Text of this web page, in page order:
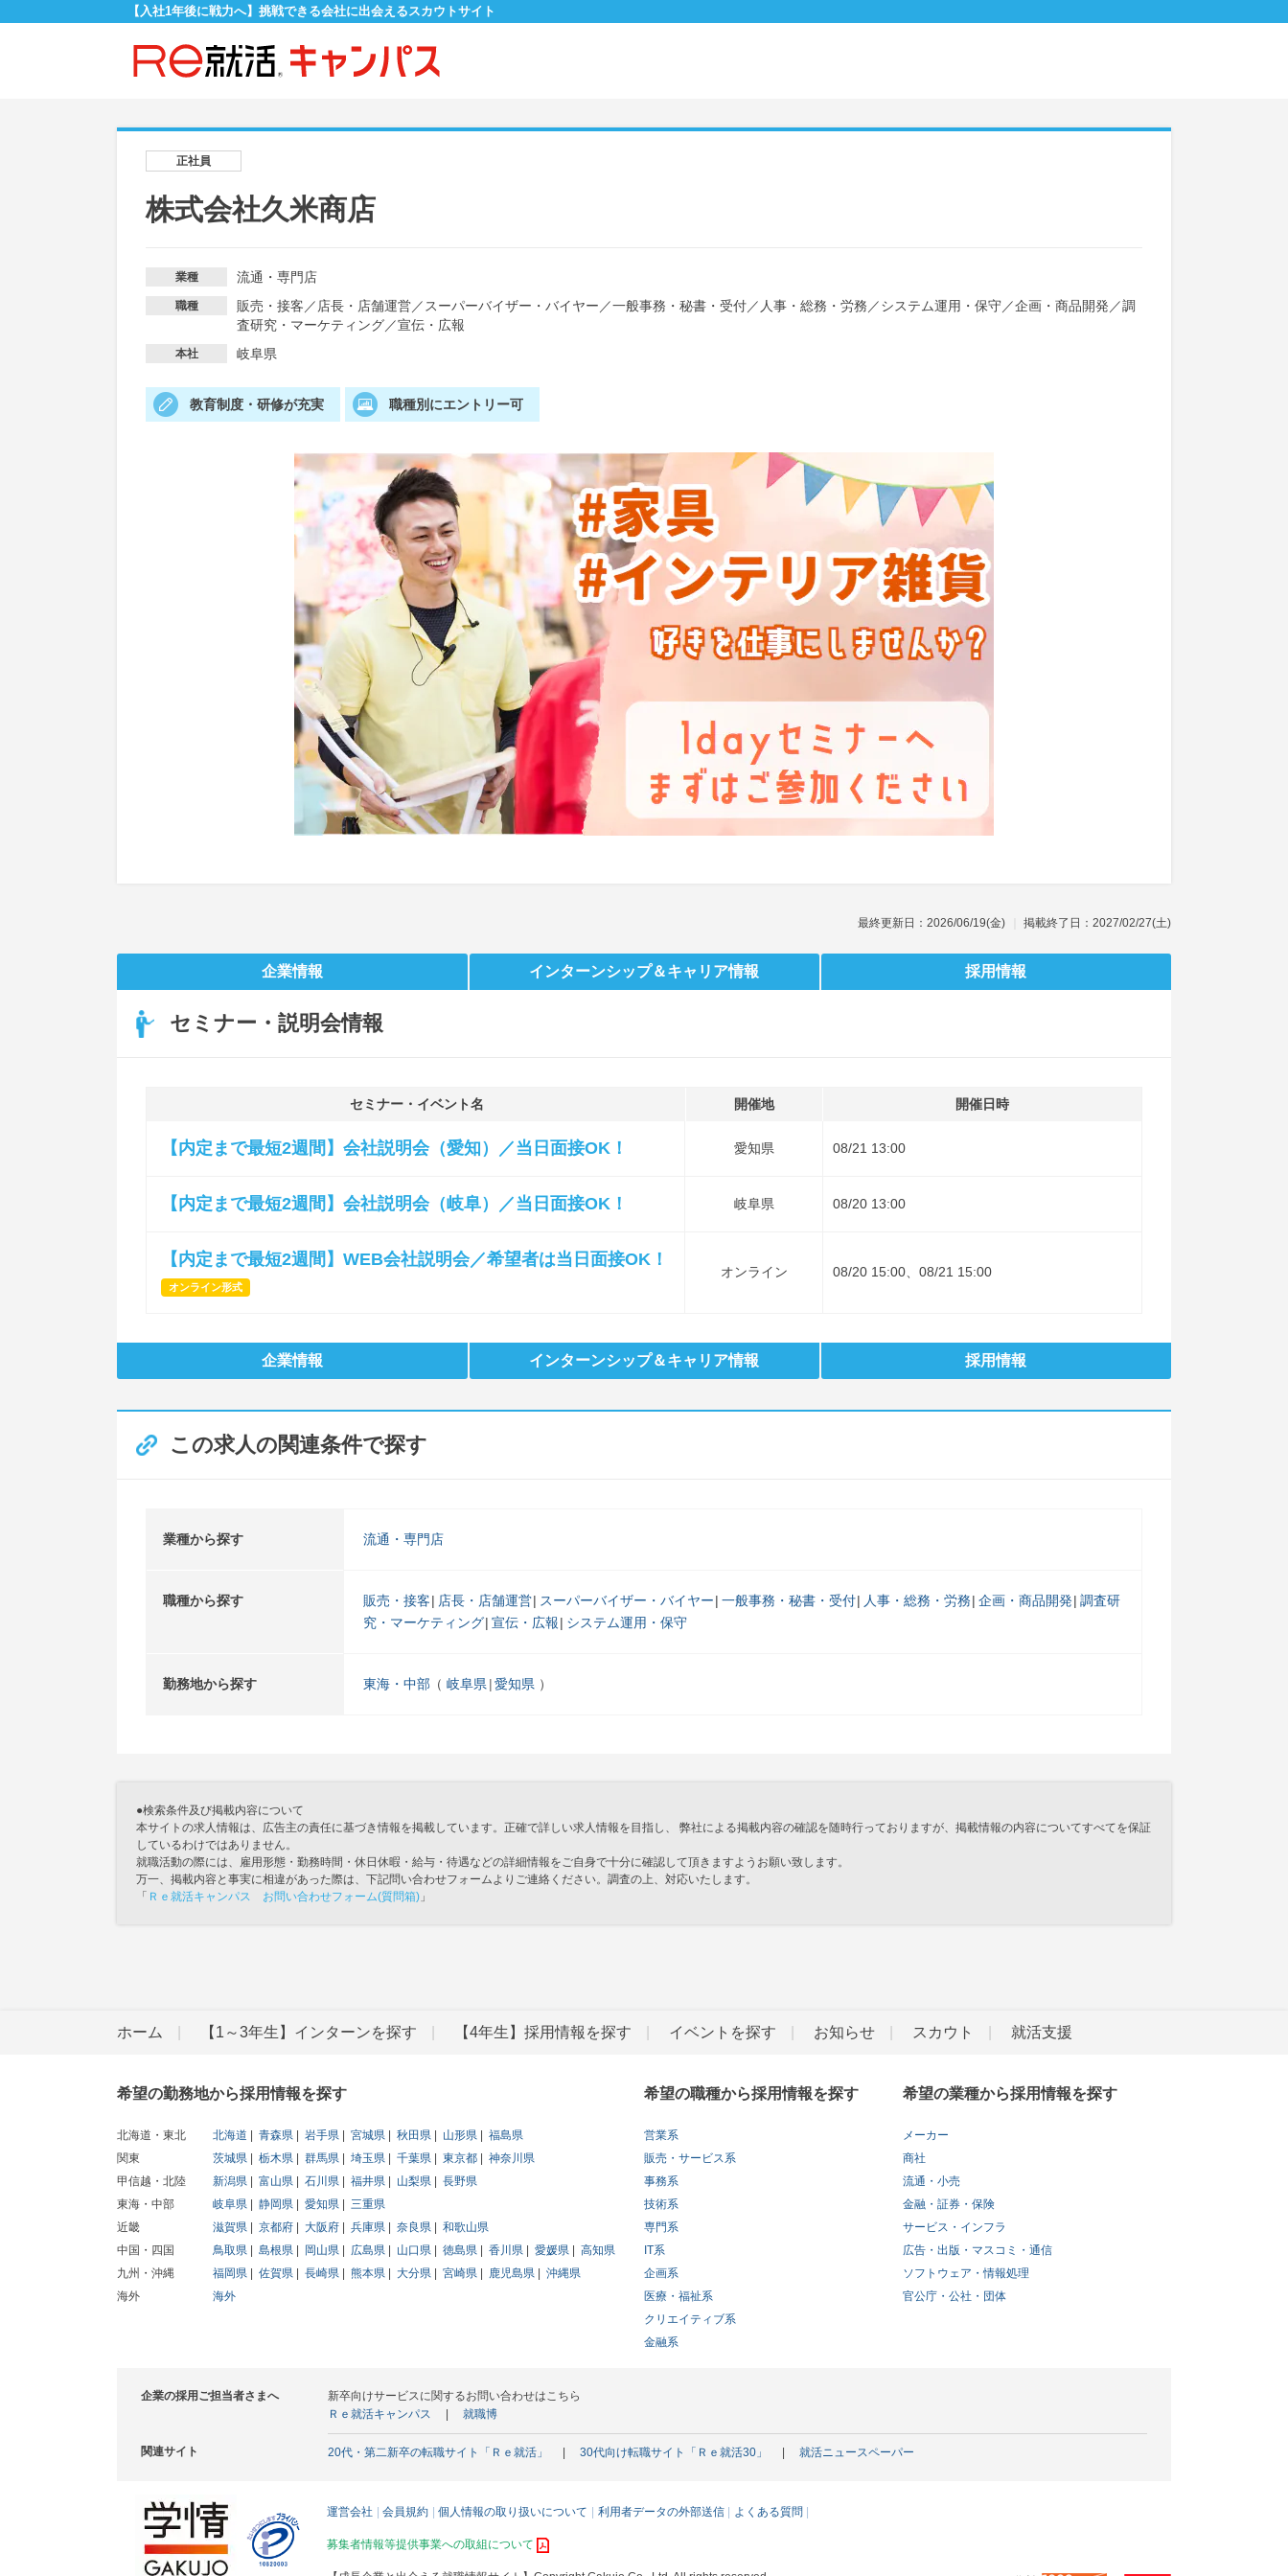
【入社1年後に戦力へ】挑戦できる会社に出会えるスカウトサイト
正社員
株式会社久米商店
業種 流通・専門店
職種 販売・接客 ／ 店長・店舗運営／ スーパーバイザー・バイヤー ／一般事務・秘書・受付／ 人事・総務・労務 ／システム運用・保守／企画・商品開発 ／調
査研究・マーケティング／宣伝・広報
本社 岐阜県
教育制度・研修が充実 職種別にエントリー可
最終更新日：2026/06/19(金) 掲載終了日：2027/02/27(土)
企業情報 インターンシップ＆キャリア情報 採用情報
セミナー・説明会情報
セミナー・イベント名 開催地 開催日時
【内定まで最短2週間】会社説明会（愛知）／当日面接OK！ 愛知県 08/21 13:00
【内定まで最短2週間】会社説明会（岐阜）／当日面接OK！ 岐阜県 08/20 13:00
【内定まで最短2週間】WEB会社説明会／希望者は当日面接OK！
オンライン形式
オンライン 08/20 15:00、08/21 15:00
企業情報 インターンシップ＆キャリア情報 採用情報
この求人の関連条件で探す
業種から探す 流通・専門店
職種から探す 販売・接客 店長・店舗運営 スーパーバイザー・バイヤー 一般事務・秘書・受付 人事・総務・労務 企画・商品開発 調査研
究・マーケティング 宣伝・広報 システム運用・保守
勤務地から探す 東海・中部 岐阜県 愛知県
●検索条件及び掲載内容について
本サイトの求人情報は、広告主の責任に基づき情報を掲載しています。正確で詳しい求人情報を目指し、 弊社による掲載内容の確認を随時行っておりますが、掲載情報の内容についてすべてを保証
しているわけではありません。
就職活動の際には、雇用形態・勤務時間・休日休暇・給与・待遇などの詳細情報をご自身で十分に確認して頂きますようお願い致します。
万一、掲載内容と事実に相違があった際は、下記問い合わせフォームよりご連絡ください。調査の上、対応いたします。
「 Ｒｅ就活キャンパス お問い合わせフォーム(質問箱) 」
ホーム 【1～3年生】インターンを探す 【4年生】採用情報を探す イベントを探す お知らせ スカウト 就活支援
希望の勤務地から採用情報を探す
北海道・東北 北海道 青森県 岩手県 宮城県 秋田県 山形県
福島県
関東
茨城県 栃木県 群馬県 埼玉県 千葉県 東京都
神奈川県
甲信越・北陸
新潟県 富山県 石川県 福井県 山梨県
長野県
東海・中部
岐阜県 静岡県 愛知県
三重県
近畿
滋賀県 京都府 大阪府 兵庫県 奈良県
和歌山県
中国・四国
鳥取県 島根県 岡山県 広島県 山口県 徳島県 香川県 愛媛県
高知県
九州・沖縄
福岡県 佐賀県 長崎県 熊本県 大分県 宮崎県 鹿児島県
沖縄県
海外
海外
希望の職種から採用情報を探す
営業系
販売・サービス系
事務系
技術系
専門系
IT系
企画系
医療・福祉系
クリエイティブ系
金融系
希望の業種から採用情報を探す
メーカー
商社
流通・小売
金融・証券・保険
サービス・インフラ
広告・出版・マスコミ・通信
ソフトウェア・情報処理
官公庁・公社・団体
企業の採用ご担当者さまへ
新卒向けサービスに関するお問い合わせはこちら
Ｒｅ就活キャンパス
就職博
関連サイト 20代・第二新卒の転職サイト「Ｒｅ就活」 30代向け転職サイト「Ｒｅ就活30」 就活ニュースペーパー
運営会社 会員規約 個人情報の取り扱いについて 利用者データの外部送信 よくある質問
募集者情報等提供事業への取組について